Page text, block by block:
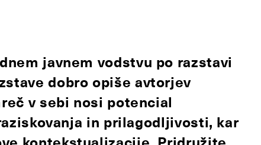
javnem vodstvu po razstavi
dobro opiše avtorjev
eč v sebi nosi potencial
in prilagodljivosti, kar